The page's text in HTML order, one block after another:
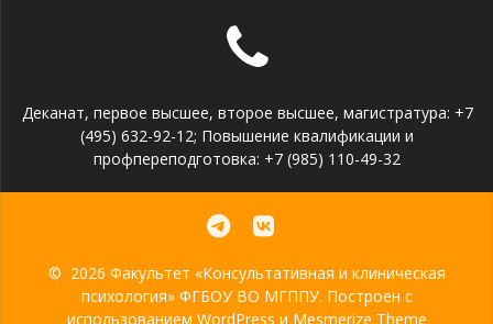
Деканат, первое высшее, второе высшее, магистратура: +7
(495) 632-92-12; Повышение квалификации и
профпереподготовка: +7 (985) 110-49-32
© 2026 Факультет «Консультативная и клиническая
психология» ФГБОУ ВО МГППУ. Построен с
использованием WordPress и Mesmerize Theme